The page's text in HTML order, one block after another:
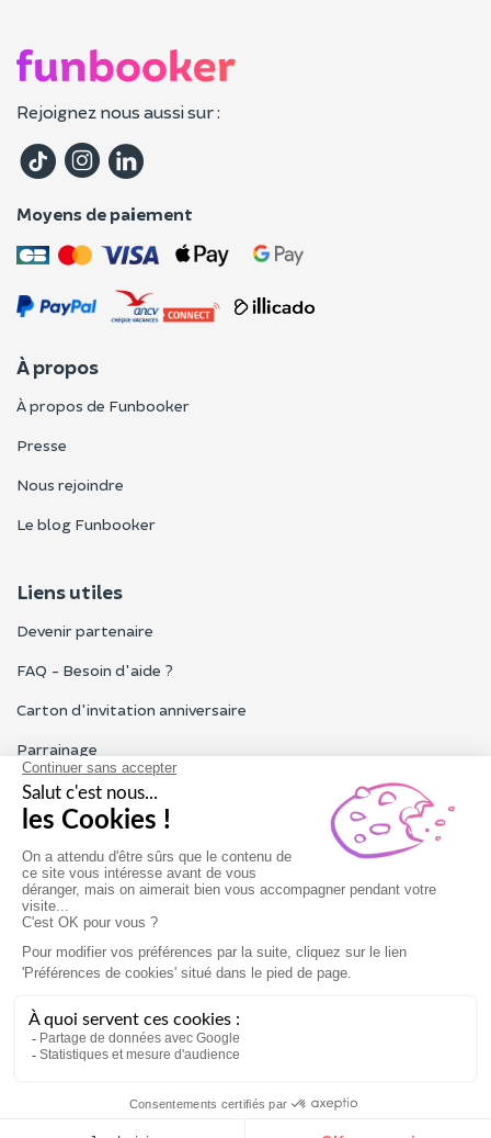
Rejoignez nous aussi sur :
Moyens de paiement
À propos
À propos de Funbooker
Presse
Nous rejoindre
Le blog Funbooker
Liens utiles
Devenir partenaire
FAQ - Besoin d'aide ?
Carton d'invitation anniversaire
Parrainage
Tous les avis Funbooker
Particuliers, entreprises, professionnels
Notre service client est ouvert du lundi au vendredi de 9h à 18h
Nous contacter
Mentions légales